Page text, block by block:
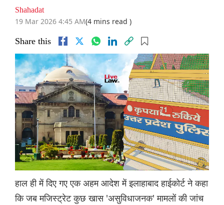
Shahadat
19 Mar 2026 4:45 AM(4 mins read )
Share this
हाल ही में दिए गए एक अहम आदेश में इलाहाबाद हाईकोर्ट ने कहा
कि जब मजिस्ट्रेट कुछ खास 'असुविधाजनक' मामलों की जांच